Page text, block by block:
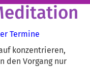
Termine
konzentrieren,
den Vorgang nur